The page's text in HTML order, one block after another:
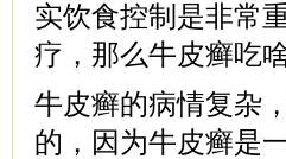
实饮食控制是非常
疗，那么牛皮癣吃
牛皮癣的病情复杂
的，因为牛皮癣是